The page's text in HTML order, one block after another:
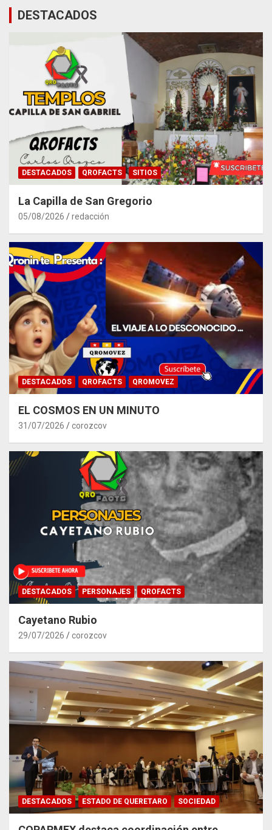
DESTACADOS
DESTACADOS QROFACTS SITIOS
La Capilla de San Gregorio
05/08/2026 redacción
DESTACADOS QROFACTS QROMOVEZ
EL COSMOS EN UN MINUTO
31/07/2026 corozcov
DESTACADOS PERSONAJES QROFACTS
Cayetano Rubio
29/07/2026 corozcov
DESTACADOS ESTADO DE QUERETARO SOCIEDAD